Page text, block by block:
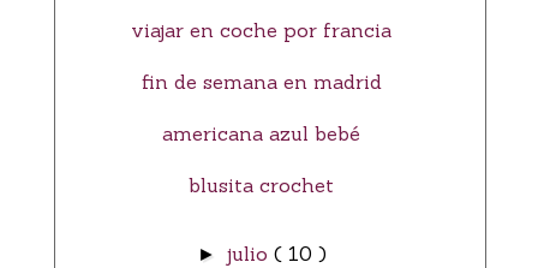
viajar en coche por francia
fin de semana en madrid
americana azul bebé
blusita crochet
► julio ( 10 )